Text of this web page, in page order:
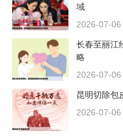
域
2026-07-
长春至丽江
略
2026-07-
昆明切除包
2026-07-06